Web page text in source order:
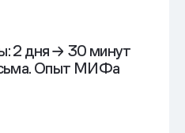
2 дня → 30 минут
Опыт МИФа